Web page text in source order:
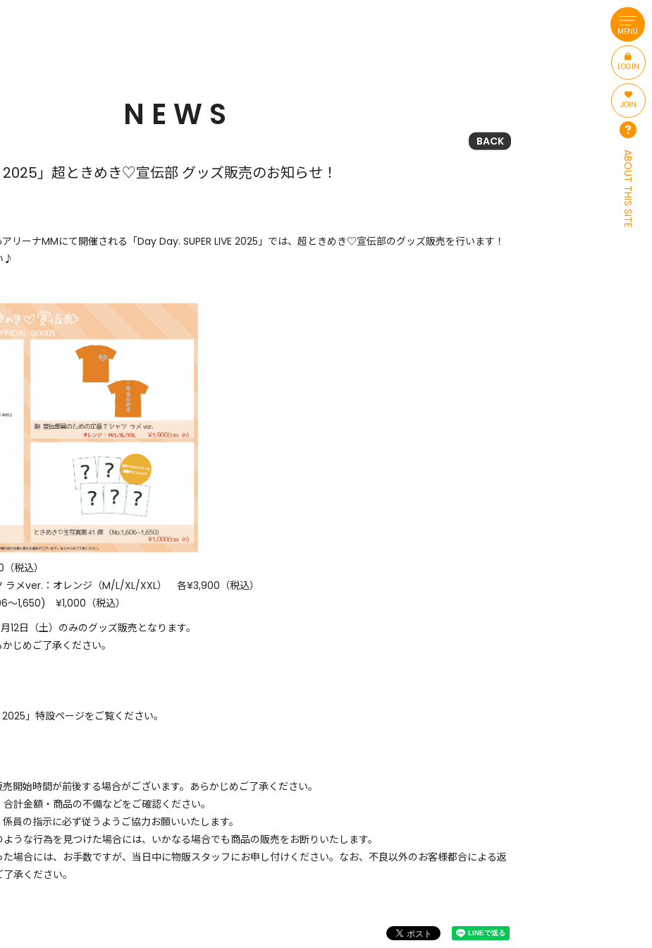
MENU
LOGIN
JOIN
ABOUT THIS SITE
NEWS
BACK
2025」超ときめき♡宣伝部 グッズ販売のお知らせ！
リーナMMにて開催される「Day Day. SUPER LIVE 2025」では、超ときめき♡宣伝部のグッズ販売を行います！
♪
税込）
メver.：オレンジ（M/L/XL/XXL） 各¥3,900（税込）
1,650) ¥1,000（税込）
日（土）のみのグッズ販売となります。
じめご了承ください。
」特設ページをご覧ください。
開始時間が前後する場合がございます。あらかじめご了承ください。
計金額・商品の不備などをご確認ください。
員の指示に必ず従うようご協力お願いいたします。
うな行為を見つけた場合には、いかなる場合でも商品の販売をお断りいたします。
場合には、お手数ですが、当日中に物販スタッフにお申し付けください。なお、不良以外のお客様都合による返
承ください。